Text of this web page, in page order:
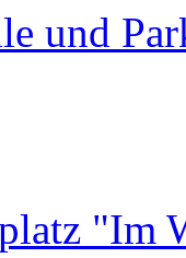
und
"Im